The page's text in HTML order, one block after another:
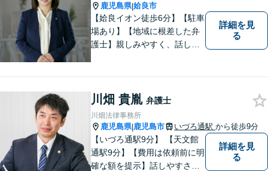
鹿児島県|姶良市
【姶良イオン徒歩6分】【駐車
場あり】【地域に根差した弁
護士】親しみやすく、話しや
金問題／交通事故など、幅広
く対応可能。お悩みの方は、
お気軽にご相談ください。
詳細を見
る
川畑 貴胤 弁護士
川畑法律事務所
鹿児島県|鹿児島市 いづろ通駅 から徒歩9分
【いづろ通駅9分】 【天文館
通駅9分】【費用は依頼前に明
確な額を提示】話しやすさを
詳細を見
る